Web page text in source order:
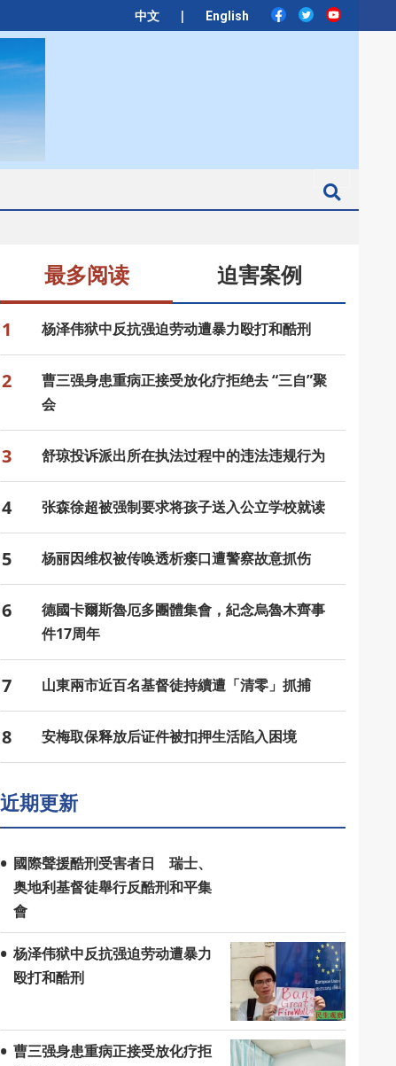
中文 | English
最多阅读 迫害案例
1 杨泽伟狱中反抗强迫劳动遭暴力殴打和酷刑
2
曹三强身患重病正接受放化疗拒绝去 “三自”聚
会
3 舒琼投诉派出所在执法过程中的违法违规行为
4 张森徐超被强制要求将孩子送入公立学校就读
5 杨丽因维权被传唤透析瘘口遭警察故意抓伤
6
德國卡爾斯魯厄多團體集會，紀念烏魯木齊事
件17周年
7 山東兩市近百名基督徒持續遭「清零」抓捕
8 安梅取保释放后证件被扣押生活陷入困境
近期更新
國際聲援酷刑受害者日 瑞士、
奥地利基督徒舉行反酷刑和平集
會
杨泽伟狱中反抗强迫劳动遭暴力
殴打和酷刑
曹三强身患重病正接受放化疗拒